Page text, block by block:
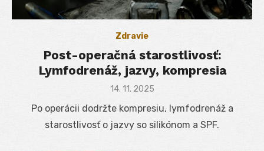
Zdravie
Post-operačná starostlivosť:
Lymfodrenáž, jazvy, kompresia
Posted
14. 11. 2025
Po operácii dodržte kompresiu, lymfodrenáž a
starostlivosť o jazvy so silikónom a SPF.